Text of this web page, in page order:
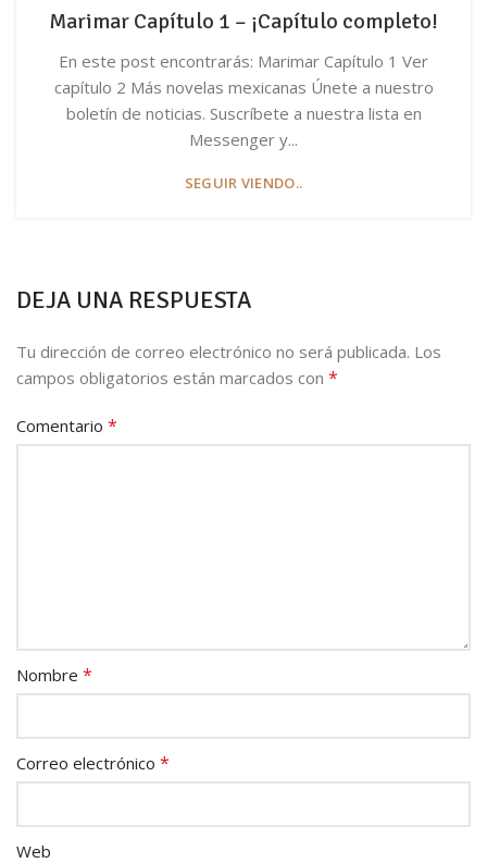
Marimar Capítulo 1 – ¡Capítulo completo!
En este post encontrarás: Marimar Capítulo 1 Ver
capítulo 2 Más novelas mexicanas Únete a nuestro
boletín de noticias. Suscríbete a nuestra lista en
Messenger y...
SEGUIR VIENDO..
DEJA UNA RESPUESTA
Tu dirección de correo electrónico no será publicada. Los
campos obligatorios están marcados con *
Comentario *
Nombre *
Correo electrónico *
Web